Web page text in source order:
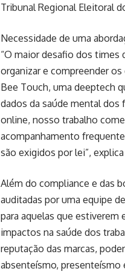
Tribunal Regional Eleitoral
Necessidade de uma
“O maior desafio dos times
organizar e compreender
Bee Touch, uma deeptech
dados da saúde mental
online, nosso trabalho
acompanhamento
são exigidos por lei”,
Além do compliance e das
auditadas por uma equipe
para aquelas que estiverem
impactos na saúde dos
reputação das marcas,
absenteísmo, presenteísmo